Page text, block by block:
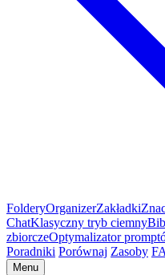
FolderyOrganizerZakładki
ChatKlasyczny tryb ciemny
zbiorczeOptymalizator
Poradniki Porównaj Zasoby
Menu